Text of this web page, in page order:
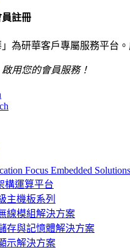
註冊
」為研華客戶專屬服務平台
用您的會員服務！
Focus Embedded Solutions
構運算平台
主機板系列
線模組解決方案
存與記憶體解決方案
示解決方案